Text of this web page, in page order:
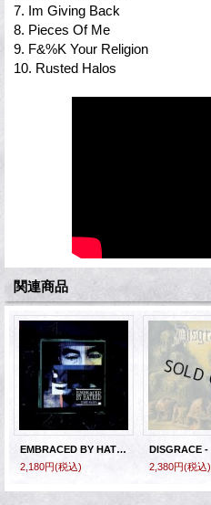
7. Im Giving Back
8. Pieces Of Me
9. F&%K Your Religion
10. Rusted Halos
関連商品
EMBRACED BY HATRED - Time Waits [CD]
2,180円(税込)
2,380円(税込)